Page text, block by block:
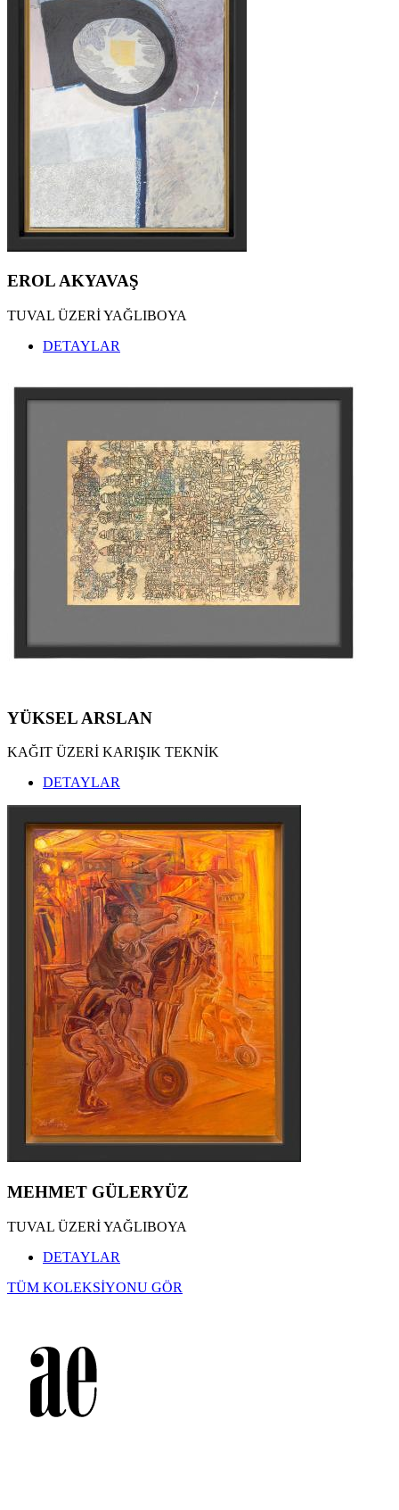
EROL AKYAVAŞ
TUVAL ÜZERİ YAĞLIBOYA
DETAYLAR
YÜKSEL ARSLAN
KAĞIT ÜZERİ KARIŞIK TEKNİK
DETAYLAR
MEHMET GÜLERYÜZ
TUVAL ÜZERİ YAĞLIBOYA
DETAYLAR
TÜM KOLEKSİYONU GÖR